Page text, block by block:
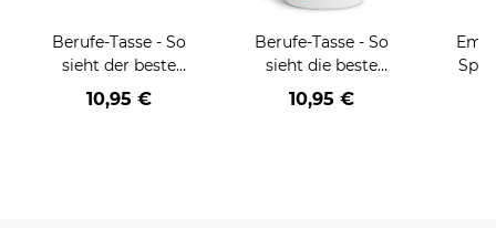
Berufe-Tasse - So
sieht der beste
BERUF aus -
verschiedene Berufe
10,95 €
Berufe-Tasse - So
sieht die beste
BERUF aus -
verschiedene Berufe
10,95 €